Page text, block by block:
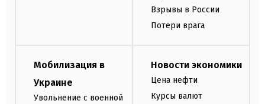
Взрывы в России
Потери врага
Мобилизация в
Украине
Увольнение с военной
Новости экономики
Цена нефти
Курсы валют